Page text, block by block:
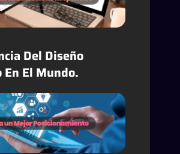
Del Diseño
En El Mundo.